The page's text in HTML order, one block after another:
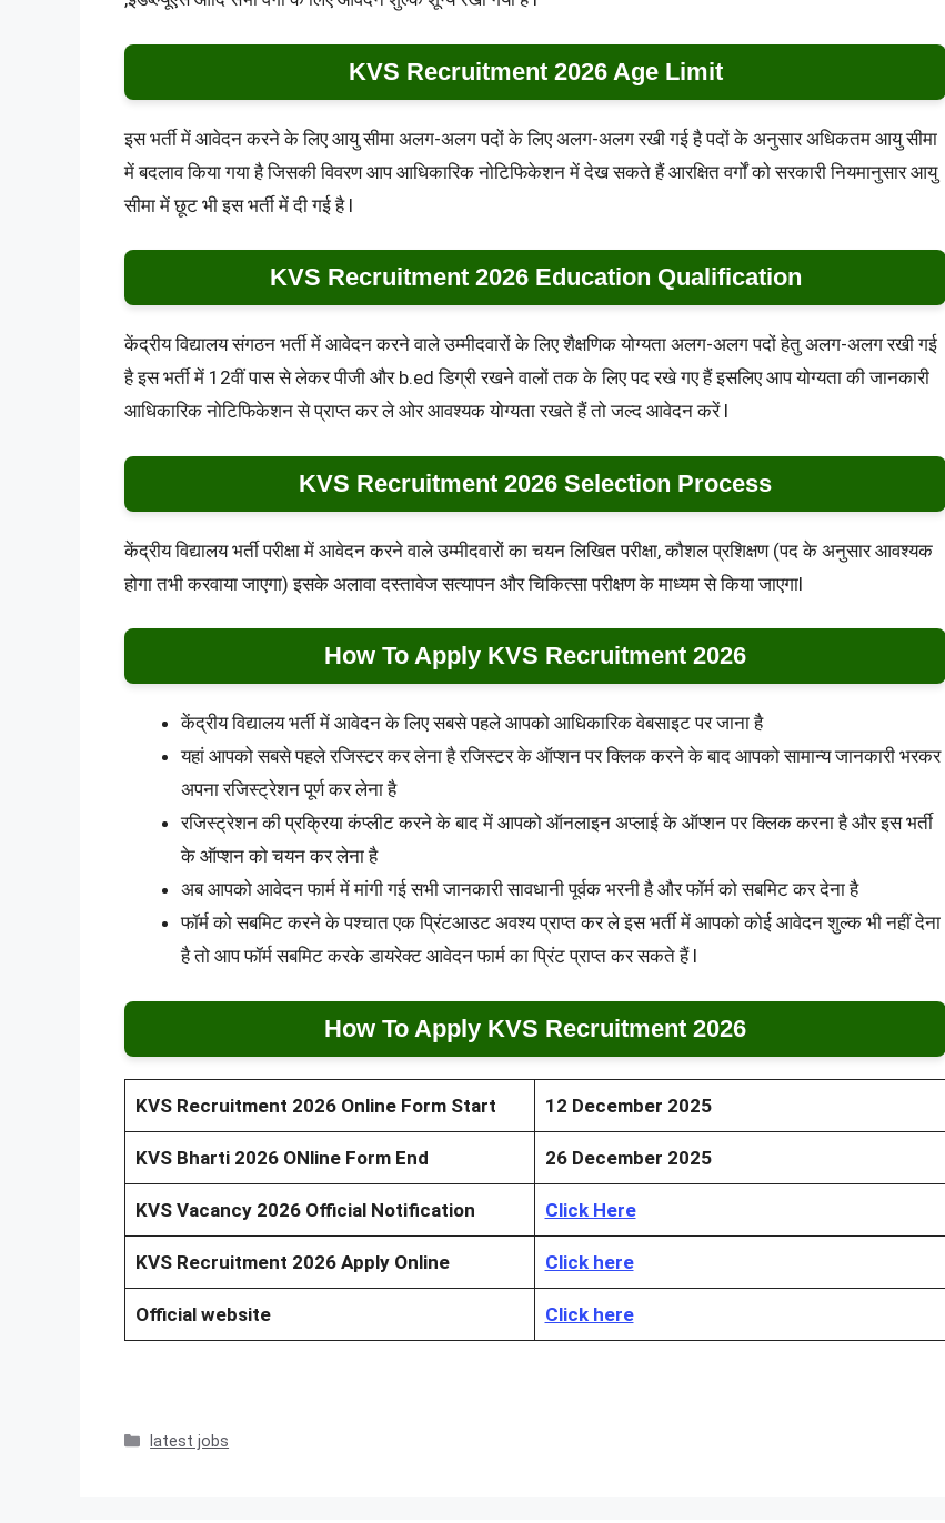
KVS Recruitment 2026 Age Limit
इस भर्ती में आवेदन करने के लिए आयु सीमा अलग-अलग पदों के लिए अलग-अलग रखी गई है पदों के अनुसार अधिकतम आयु सीमा
में बदलाव किया गया है जिसकी विवरण आप आधिकारिक नोटिफिकेशन में देख सकते हैं आरक्षित वर्गों को सरकारी नियमानुसार आयु
सीमा में छूट भी इस भर्ती में दी गई है l
KVS Recruitment 2026 Education Qualification
केंद्रीय विद्यालय संगठन भर्ती में आवेदन करने वाले उम्मीदवारों के लिए शैक्षणिक योग्यता अलग-अलग पदों हेतु अलग-अलग रखी गई
है इस भर्ती में 12वीं पास से लेकर पीजी और b.ed डिग्री रखने वालों तक के लिए पद रखे गए हैं इसलिए आप योग्यता की जानकारी
आधिकारिक नोटिफिकेशन से प्राप्त कर ले ओर आवश्यक योग्यता रखते हैं तो जल्द आवेदन करें l
KVS Recruitment 2026 Selection Process
केंद्रीय विद्यालय भर्ती परीक्षा में आवेदन करने वाले उम्मीदवारों का चयन लिखित परीक्षा, कौशल प्रशिक्षण (पद के अनुसार आवश्यक
होगा तभी करवाया जाएगा) इसके अलावा दस्तावेज सत्यापन और चिकित्सा परीक्षण के माध्यम से किया जाएगाl
How To Apply KVS Recruitment 2026
केंद्रीय विद्यालय भर्ती में आवेदन के लिए सबसे पहले आपको आधिकारिक वेबसाइट पर जाना है
यहां आपको सबसे पहले रजिस्टर कर लेना है रजिस्टर के ऑप्शन पर क्लिक करने के बाद आपको सामान्य जानकारी भरकर
अपना रजिस्ट्रेशन पूर्ण कर लेना है
रजिस्ट्रेशन की प्रक्रिया कंप्लीट करने के बाद में आपको ऑनलाइन अप्लाई के ऑप्शन पर क्लिक करना है और इस भर्ती
के ऑप्शन को चयन कर लेना है
अब आपको आवेदन फार्म में मांगी गई सभी जानकारी सावधानी पूर्वक भरनी है और फॉर्म को सबमिट कर देना है
फॉर्म को सबमिट करने के पश्चात एक प्रिंटआउट अवश्य प्राप्त कर ले इस भर्ती में आपको कोई आवेदन शुल्क भी नहीं देना
है तो आप फॉर्म सबमिट करके डायरेक्ट आवेदन फार्म का प्रिंट प्राप्त कर सकते हैं l
How To Apply KVS Recruitment 2026
KVS Recruitment 2026 Online Form Start 12 December 2025
KVS Bharti 2026 ONline Form End 26 December 2025
KVS Vacancy 2026 Official Notification Click Here
KVS Recruitment 2026 Apply Online Click here
Official website Click here
Categories
latest jobs